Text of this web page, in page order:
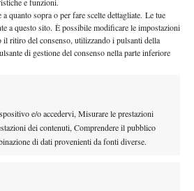
quanto sopra o per fare scelte dettagliate. Le tue
a questo sito. È possibile modificare le impostazioni
il ritiro del consenso, utilizzando i pulsanti della
di gestione del consenso nella parte inferiore
e/o accedervi, Misurare le prestazioni
dei contenuti, Comprendere il pubblico
di dati provenienti da fonti diverse.
Puerta, il rapporto si sarebbe
L’argentino sostiene di aver accusato
tanto da parlare apertamente con il
“Gli dissi chiaramente:‘Oggi è il mio
energia per quello che era
vuoto”.
per Miami”
Davidovich. La risposta dello spagnolo